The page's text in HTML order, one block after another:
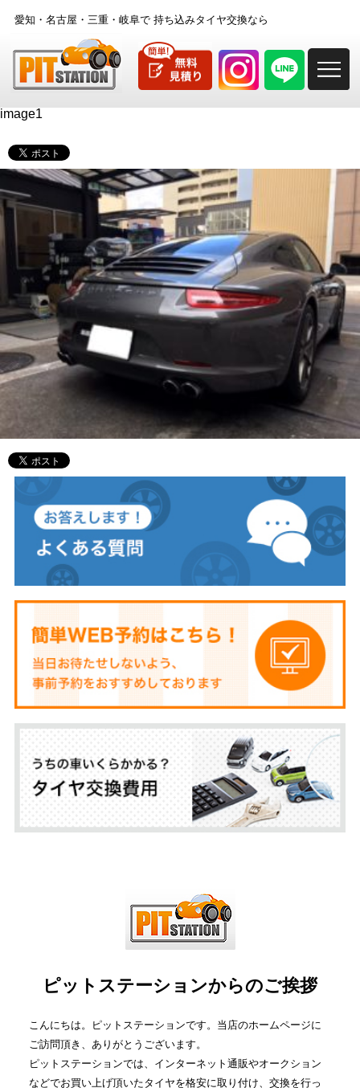
愛知・名古屋・三重・岐阜で持ち込みタイヤ交換なら
image1
ピットステーションからのご挨拶
こんにちは。ピットステーションです。当店のホームページに
ご訪問頂き、ありがとうございます。
ピットステーションでは、インターネット通販やオークション
などでお買い上げ頂いたタイヤを格安に取り付け、交換を行っ